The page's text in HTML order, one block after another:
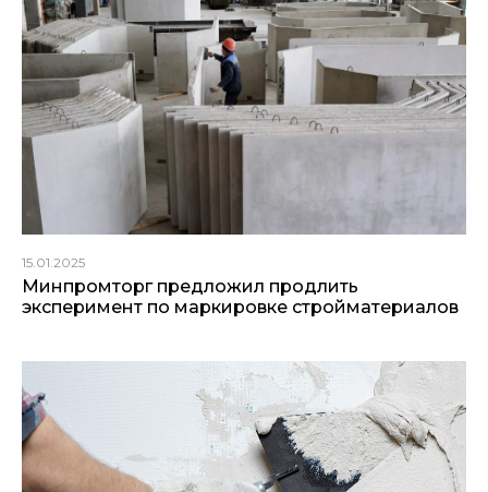
15.01.2025
Минпромторг предложил продлить
эксперимент по маркировке стройматериалов